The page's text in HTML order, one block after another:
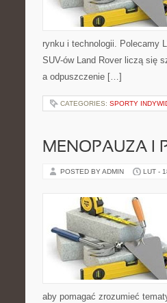
rynku i technologii. Polecamy
SUV-ów Land Rover liczą się
a odpuszczenie […]
CATEGORIES: SPORTY
MENOPAUZA I
POSTED BY ADMIN LUT -
aby pomagać zrozumieć